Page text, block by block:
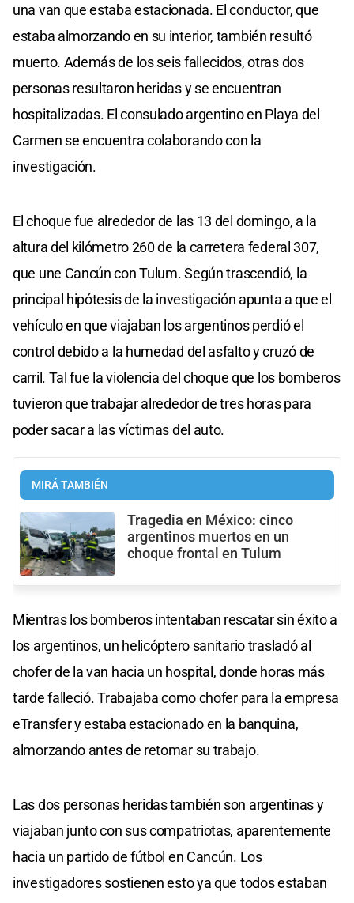
una van que estaba estacionada. El conductor, que
estaba almorzando en su interior, también resultó
muerto. Además de los seis fallecidos, otras dos
personas resultaron heridas y se encuentran
hospitalizadas. El consulado argentino en Playa del
Carmen se encuentra colaborando con la
investigación.
El choque fue alrededor de las 13 del domingo, a la
altura del kilómetro 260 de la carretera federal 307,
que une Cancún con Tulum. Según trascendió, la
principal hipótesis de la investigación apunta a que el
vehículo en que viajaban los argentinos perdió el
control debido a la humedad del asfalto y cruzó de
carril. Tal fue la violencia del choque que los bomberos
tuvieron que trabajar alrededor de tres horas para
poder sacar a las víctimas del auto.
MIRÁ TAMBIÉN
Tragedia en México: cinco
argentinos muertos en un
choque frontal en Tulum
Mientras los bomberos intentaban rescatar sin éxito a
los argentinos, un helicóptero sanitario trasladó al
chofer de la van hacia un hospital, donde horas más
tarde falleció. Trabajaba como chofer para la empresa
eTransfer y estaba estacionado en la banquina,
almorzando antes de retomar su trabajo.
Las dos personas heridas también son argentinas y
viajaban junto con sus compatriotas, aparentemente
hacia un partido de fútbol en Cancún. Los
investigadores sostienen esto ya que todos estaban